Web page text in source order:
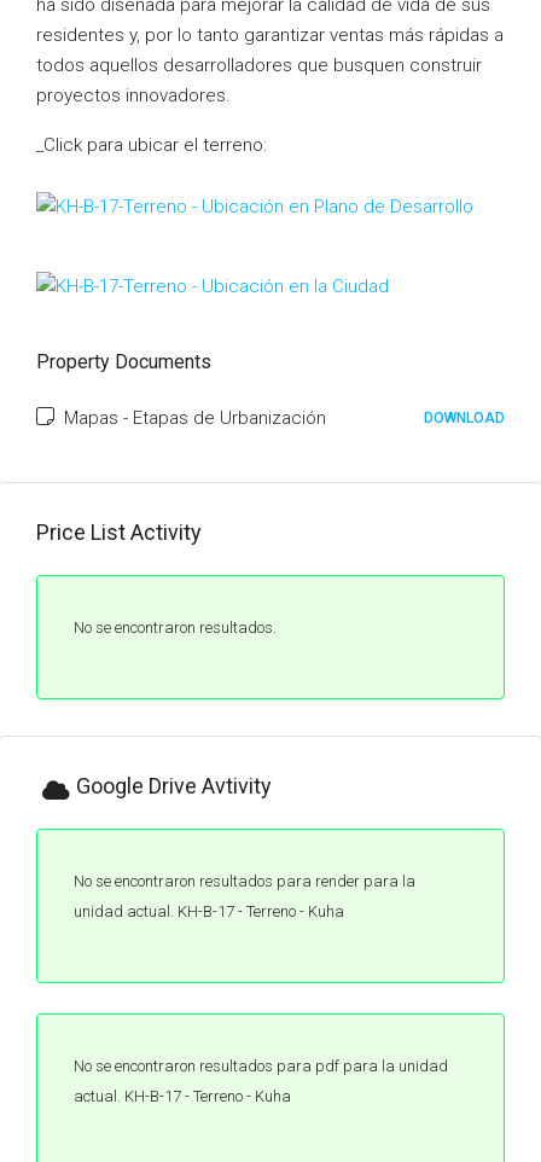
ha sido diseñada para mejorar la calidad de vida de sus
residentes y, por lo tanto garantizar ventas más rápidas a
todos aquellos desarrolladores que busquen construir
proyectos innovadores.
_Click para ubicar el terreno:
Property Documents
Mapas - Etapas de Urbanización DOWNLOAD
Price List Activity
No se encontraron resultados.
Google Drive Avtivity
No se encontraron resultados para render para la
unidad actual. KH-B-17 - Terreno - Kuha
No se encontraron resultados para pdf para la unidad
actual. KH-B-17 - Terreno - Kuha